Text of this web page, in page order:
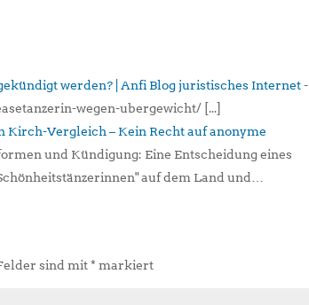
werden? | Anfi Blog juristisches Internet-
wegen-ubergewicht/ [...]
Kirch-Vergleich – Kein Recht auf anonyme
und Kündigung: Eine Entscheidung eines
auf dem Land und…
sind mit* markiert